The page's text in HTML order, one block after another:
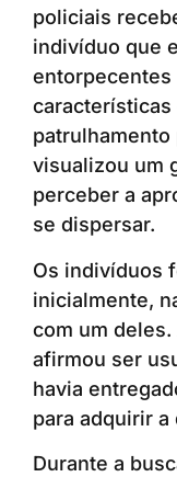
policiais
indivíduo que
entorpecentes
características
patrulhamento
visualizou um
perceber a
se dispersar.
Os indivíduos
inicialmente,
com um
afirmou ser
havia
para adquirir a
Durante a